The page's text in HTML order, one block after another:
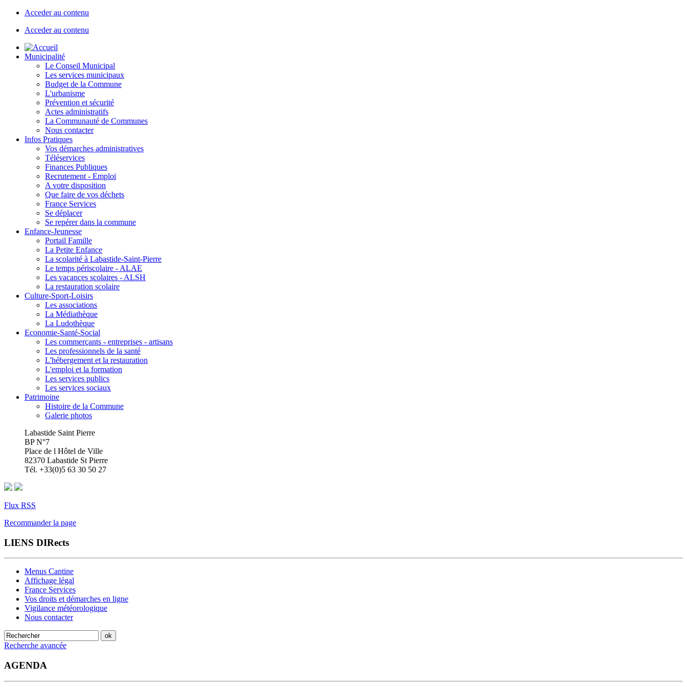
Acceder au contenu
Acceder au contenu
Municipalité
Le Conseil Municipal
Les services municipaux
Budget de la Commune
L'urbanisme
Prévention et sécurité
Actes administratifs
La Communauté de Communes
Nous contacter
Infos Pratiques
Vos démarches administratives
Téléservices
Finances Publiques
Recrutement - Emploi
A votre disposition
Que faire de vos déchets
France Services
Se déplacer
Se repérer dans la commune
Enfance-Jeunesse
Portail Famille
La Petite Enfance
La scolarité à Labastide-Saint-Pierre
Le temps périscolaire - ALAE
Les vacances scolaires - ALSH
La restauration scolaire
Culture-Sport-Loisirs
Les associations
La Médiathèque
La Ludothèque
Economie-Santé-Social
Les commerçants - entreprises - artisans
Les professionnels de la santé
L'hébergement et la restauration
L'emploi et la formation
Les services publics
Les services sociaux
Patrimoine
Histoire de la Commune
Galerie photos
Labastide Saint Pierre
BP N°7
Place de l Hôtel de Ville
82370 Labastide St Pierre
Tél. +33(0)5 63 30 50 27
Flux RSS
Recommander la page
LIENS DIRects
Menus Cantine
Affichage légal
France Services
Vos droits et démarches en ligne
Vigilance météorologique
Nous contacter
Recherche avancée
AGENDA